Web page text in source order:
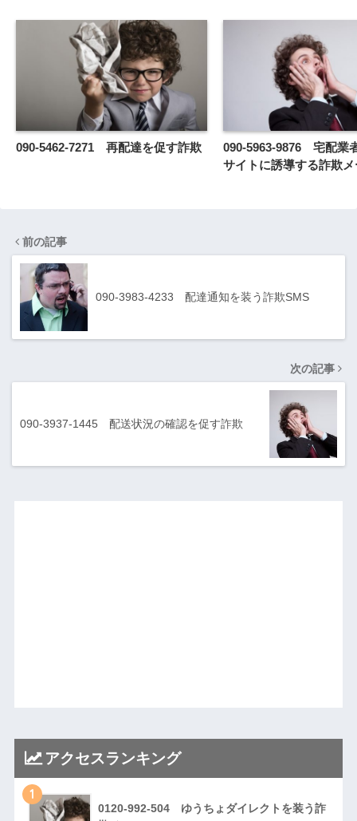
090-5462-7271 再配達を促す詐欺
090-5963-9876 宅配業
サイトに誘導する詐欺
前の記事
090-3983-4233 配達通知を装う詐欺SMS
次の記事
090-3937-1445 配送状況の確認を促す詐欺
アクセスランキング
1
0120-992-504 ゆうちょダイレクトを装う詐